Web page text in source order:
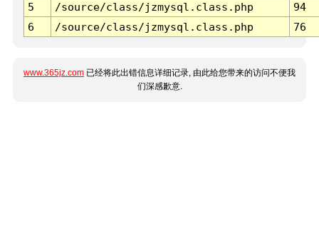
5
/source/class/jzmysql.class.php
94
6
/source/class/jzmysql.class.php 76
www.365jz.com 已经将此出错信息详细记录, 由此给您带来的访问不便我
们深感歉意.